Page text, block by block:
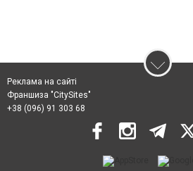
Реклама на сайті
Франшиза "CitySites"
+38 (096) 91 303 68